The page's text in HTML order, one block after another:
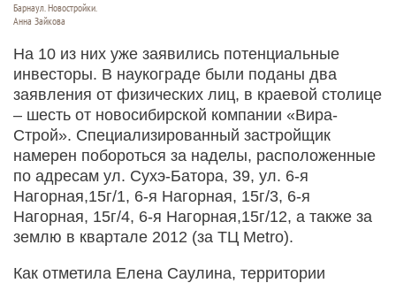
Барнаул. Новостройки.
Анна Зайкова
На 10 из них уже заявились потенциальные
инвесторы. В наукограде были поданы два
заявления от физических лиц, в краевой столице
– шесть от новосибирской компании «Вира-
Строй». Специализированный застройщик
намерен побороться за наделы, расположенные
по адресам ул. Сухэ-Батора, 39, ул. 6-я
Нагорная,15г/1, 6-я Нагорная, 15г/3, 6-я
Нагорная, 15г/4, 6-я Нагорная,15г/12, а также за
землю в квартале 2012 (за ТЦ Metro).
Как отметила Елена Саулина, территории